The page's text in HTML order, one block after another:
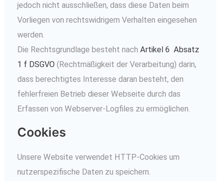
jedoch nicht ausschließen, dass diese Daten beim
Vorliegen von rechtswidrigem Verhalten eingesehen
werden.
Die Rechtsgrundlage besteht nachArtikel 6 Absatz
1 f DSGVO (Rechtmäßigkeit der Verarbeitung) darin,
dass berechtigtes Interesse daran besteht, den
fehlerfreien Betrieb dieser Webseite durch das
Erfassen von Webserver-Logfiles zu ermöglichen.
Cookies
Unsere Website verwendet HTTP-Cookies um
nutzerspezifische Daten zu speichern.